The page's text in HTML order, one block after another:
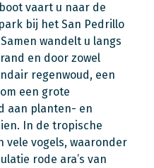
vaart u naar de
bij het San Pedrillo
wandelt u langs
en door zowel
regenwoud, een
een grote
aan planten- en
In de tropische
vele vogels, waaronder
rode ara’s van